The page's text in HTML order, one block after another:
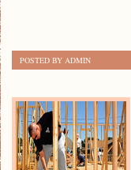
POSTED BY ADMIN